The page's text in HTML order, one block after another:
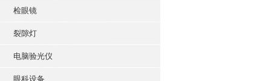
检眼镜
裂隙灯
电脑验光仪
眼科设备